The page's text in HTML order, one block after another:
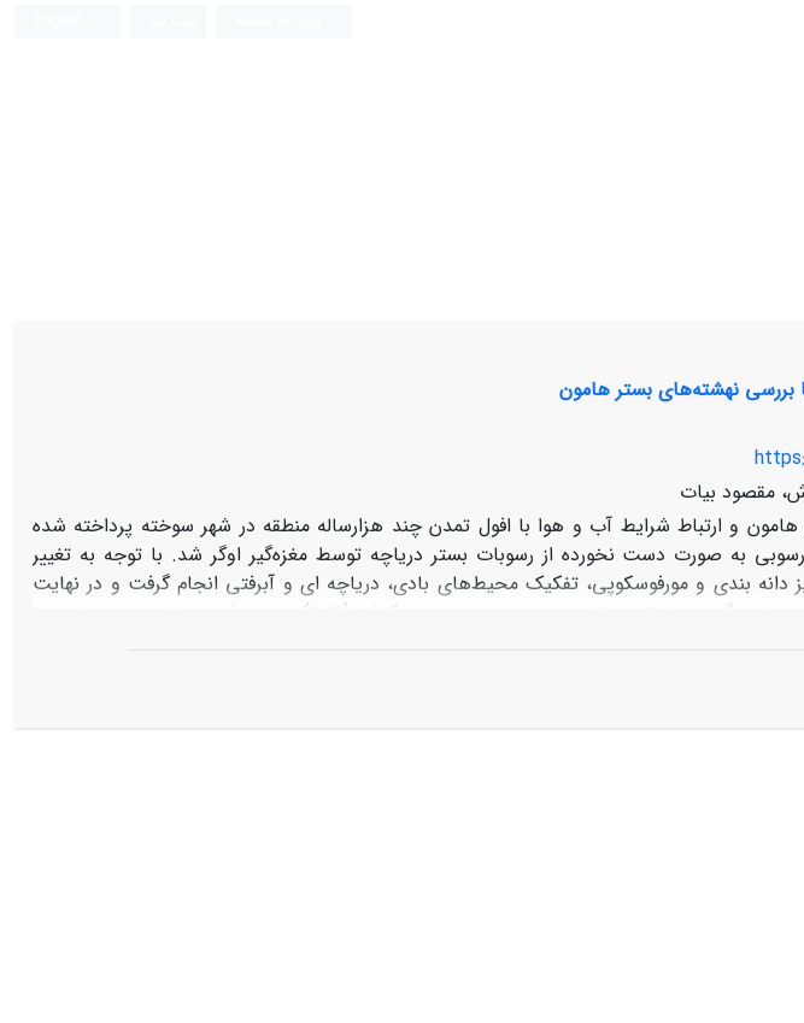
بررسی نهشته‌های بستر هامون
مقصود بیات
و ارتباط شرایط آب و هوا با افول تمدن چند هزارساله منطقه در شهر سوخته پرداخته شده
مطالعه اقدام به برداشت 3 مغزه رسوبی به صورت دست نخورده از رسوبات بستر دریاچه توسط مغزه‌گیر اوگر شد. با توجه به تغییر
دانه بندی و مورفوسکوپی، تفکیک محیط‌های بادی، دریاچه ای و آبرفتی انجام گرفت و در نهایت
جغرافیای عملکرد بادهای دیرینه و رسوبات بادی بازسازی گردید. با توجه نتایج سنسنجی حمزه و همکاران (2013)، وجود ذرات درشت ماسه بادی در
(8200 سال قبل) نشانگر وزش توفان‌های شدید در حوضۀ است. توالی ماسه های بادی دانه ریز و بسیار ریز در عمق حدودی